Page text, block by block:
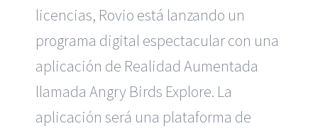
licencias, Rovio está lanzando un
programa digital espectacular con una
aplicación de Realidad Aumentada
llamada Angry Birds Explore. La
aplicación será una plataforma de